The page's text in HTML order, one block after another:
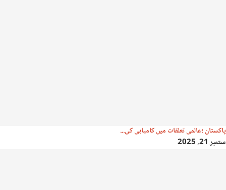
پاکستان ؛عالمی تعلقات میں کامیابی کی...
ستمبر 21, 2025